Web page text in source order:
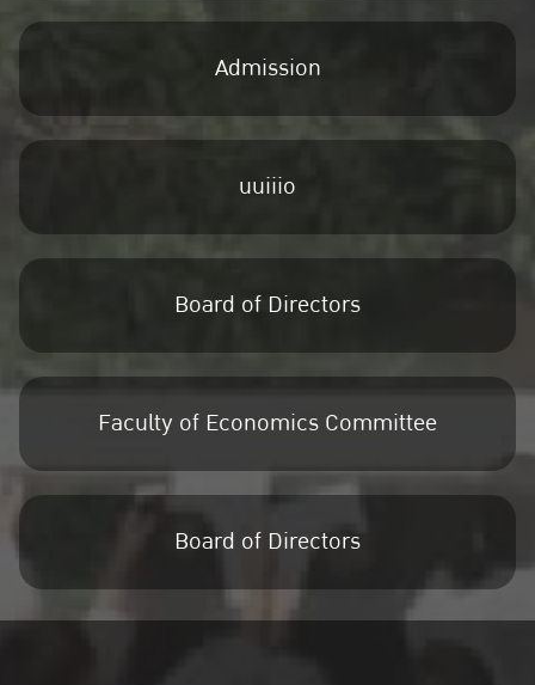
Admission
uuiiio
Board of Directors
Faculty of Economics Committee
Board of Directors